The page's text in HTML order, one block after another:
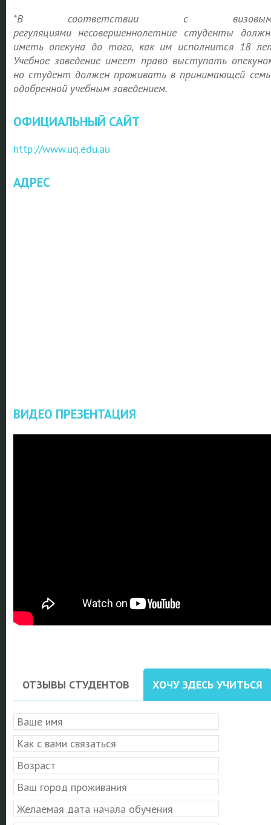
*В соответствии с
регуляцияминесовершеннолетние студенты
иметь опекуна до того, как им исполнится 18
Учебное заведение имеет право выступать
но студент должен проживать в принимающей
одобренной учебным заведением.
ОФИЦИАЛЬНЫЙ САЙТ
http://www.uq.edu.au
АДРЕС
ВИДЕО ПРЕЗЕНТАЦИЯ
ОТЗЫВЫ СТУДЕНТОВ ХОЧУ ЗДЕСЬ УЧИТЬСЯ